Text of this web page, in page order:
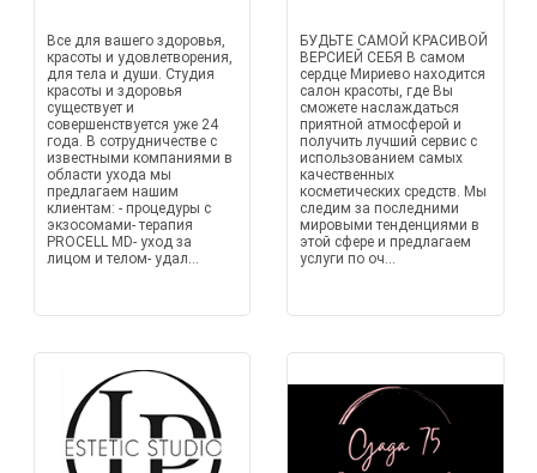
Все для вашего здоровья,
красоты и удовлетворения,
для тела и души. Студия
красоты и здоровья
существует и
совершенствуется уже 24
года. В сотрудничестве с
известными компаниями в
области ухода мы
предлагаем нашим
клиентам: - процедуры с
экзосомами- терапия
PROCELL MD- уход за
лицом и телом- удал...
БУДЬТЕ САМОЙ КРАСИВОЙ
ВЕРСИЕЙ СЕБЯ В самом
сердце Мириево находится
салон красоты, где Вы
сможете наслаждаться
приятной атмосферой и
получить лучший сервис с
использованием самых
качественных
косметических средств. Мы
следим за последними
мировыми тенденциями в
этой сфере и предлагаем
услуги по оч...